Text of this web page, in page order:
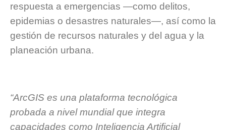
respuesta a emergencias —como delitos,
epidemias o desastres naturales—, así como la
gestión de recursos naturales y del agua y la
planeación urbana.
“ArcGIS es una plataforma tecnológica
probada a nivel mundial que integra
capacidades como Inteligencia Artificial